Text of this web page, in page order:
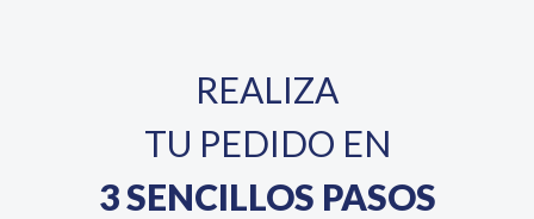
REALIZA
TU PEDIDO EN
3 SENCILLOS PASOS